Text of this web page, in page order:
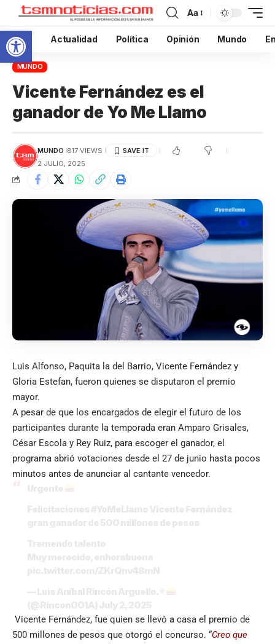
Abrir barra de herramientas
Aa
Inicio Actualidad Política Opinión Mundo
MUNDO
Vicente Fernández es el
ganador de Yo Me Llamo
MUNDO 817 VIEWS
2 JULIO, 2025
Luis Alfonso, Paquita la del Barrio, Vicente Fernández y
Gloria Estefan, fueron quienes se disputaron el premio
mayor.
A pesar de que los encargados de elegir el futuro de los
participantes durante la temporada eran Amparo Grisales,
César Escola y Rey Ruiz, para escoger el ganador, el
programa abrió votaciones desde el 27 de junio hasta pocos
minutos antes de anunciar al cantante vencedor.
Vicente Fernández, fue quien se llevó a casa el premio de
500 millones de pesos que otorgó el concurso. “Creo que